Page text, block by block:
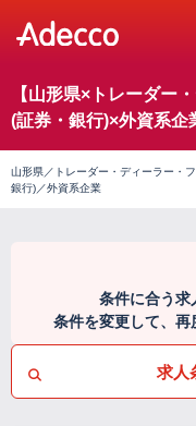
【山形県×トレーダー
(証券・銀行)×外資系企
山形県／トレーダー・ディーラー・
銀行)／外資系企業
条件に合う求
条件を変更して、再
求人